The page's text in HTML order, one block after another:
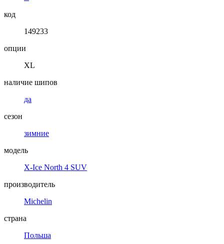
код
149233
опции
XL
наличие шипов
да
сезон
зимние
модель
X-Ice North 4 SUV
производитель
Michelin
страна
Польша